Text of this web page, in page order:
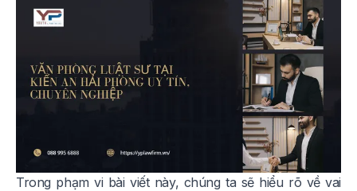
Trong phạm vi bài viết này, chúng ta sẽ hiểu rõ về vai